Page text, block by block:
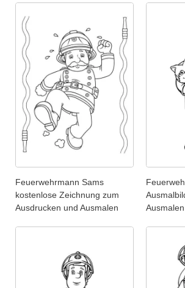
Feuerwehrmann Sams
kostenlose Zeichnung zum
Ausdrucken und Ausmalen
Ausmalen